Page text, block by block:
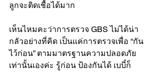
ลูกจะติดเชื้อได้มาก
เห็นไหมคะว่าการตรวจ GBS ไม่ได้น่า
กลัวอย่างที่คิด เป็นแค่การตรวจเพื่อ “กัน
ไว้ก่อน” ตามมาตรฐานความปลอดภัย
เท่านั้นเองค่ะ รู้ก่อน ป้องกันได้ เบบี๋ก็